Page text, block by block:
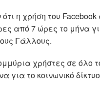
η χρήση του
από 7 ώρες το μήνα
Γάλλους.
χρήστες σε όλο
το κοινωνικό